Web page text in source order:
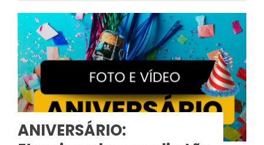
ANIVERSÁRIO: